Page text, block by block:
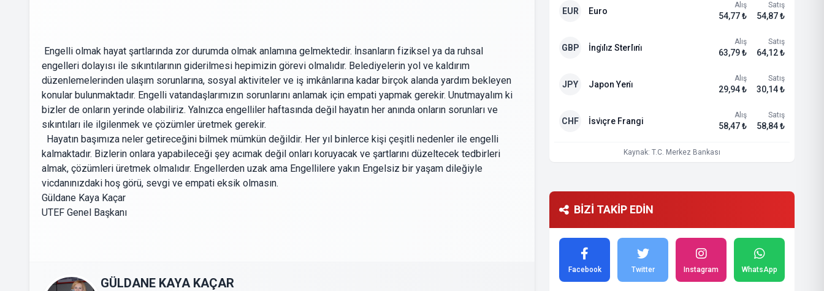
Engelli olmak hayat şartlarında zor durumda olmak anlamına gelmektedir. İnsanların fiziksel ya da ruhsal
engelleri dolayısı ile sıkıntılarının giderilmesi hepimizin görevi olmalıdır. Belediyelerin yol ve kaldırım
düzenlemelerinden ulaşım sorunlarına, sosyal aktiviteler ve iş imkânlarına kadar birçok alanda yardım bekleyen
konular bulunmaktadır. Engelli vatandaşlarımızın sorunlarını anlamak için empati yapmak gerekir. Unutmayalım ki
bizler de onların yerinde olabiliriz. Yalnızca engelliler haftasında değil hayatın her anında onların sorunları ve
sıkıntıları ile ilgilenmek ve çözümler üretmek gerekir.
Hayatın başımıza neler getireceğini bilmek mümkün değildir. Her yıl binlerce kişi çeşitli nedenler ile engelli
kalmaktadır. Bizlerin onlara yapabileceği şey acımak değil onları koruyacak ve şartlarını düzeltecek tedbirleri
almak, çözümleri üretmek olmalıdır. Engellerden uzak ama Engellilere yakın Engelsiz bir yaşam dileğiyle
vicdanınızdaki hoş görü, sevgi ve empati eksik olmasın.
Güldane Kaya Kaçar
UTEF Genel Başkanı
GÜLDANE KAYA KAÇAR
EUR Euro
Alış
54,77 ₺
Satış
54,87 ₺
GBP İngi̇li̇z Sterli̇ni̇
Alış
63,79 ₺
Satış
64,12 ₺
JPY Japon Yeni̇
Alış
29,94 ₺
Satış
30,14 ₺
CHF İsvi̇çre Frangi
Alış
58,47 ₺
Satış
58,84 ₺
Kaynak: T.C. Merkez Bankası
BİZİ TAKİP EDİN
Facebook Twitter Instagram WhatsApp